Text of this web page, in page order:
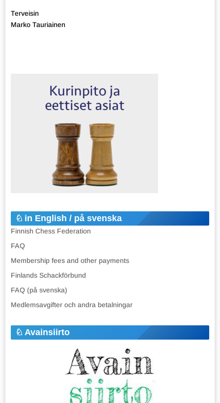
Terveisin
Marko Tauriainen
in English / på svenska
Finnish Chess Federation
FAQ
Membership fees and other payments
Finlands Schackförbund
FAQ (på svenska)
Medlemsavgifter och andra betalningar
Avainsiirto